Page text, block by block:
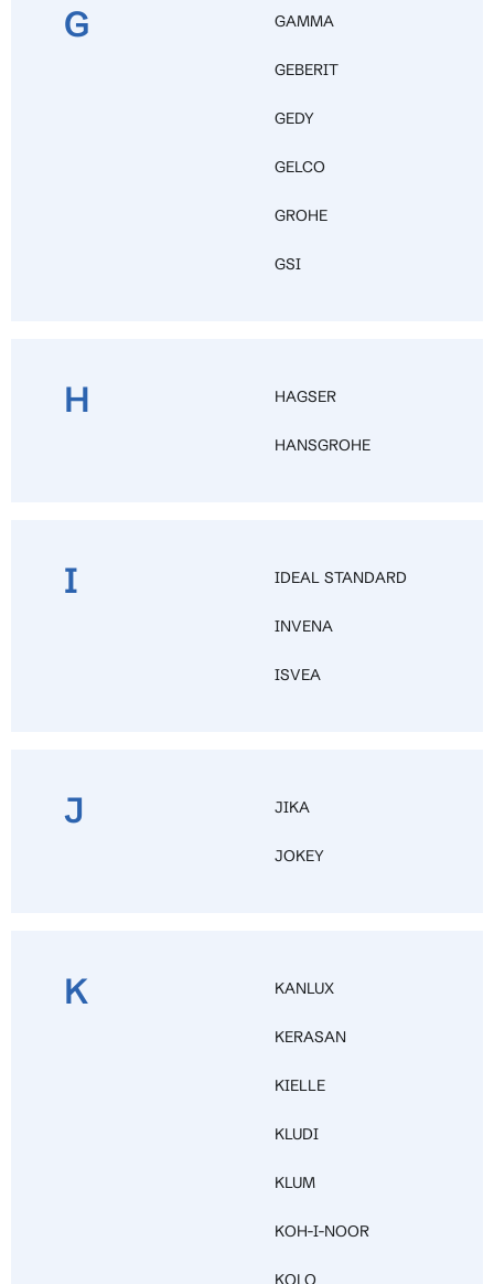
G GAMMA
GEBERIT
GEDY
GELCO
GROHE
GSI
H HAGSER
HANSGROHE
I IDEAL STANDARD
INVENA
ISVEA
J JIKA
JOKEY
K KANLUX
KERASAN
KIELLE
KLUDI
KLUM
KOH-I-NOOR
KOLO